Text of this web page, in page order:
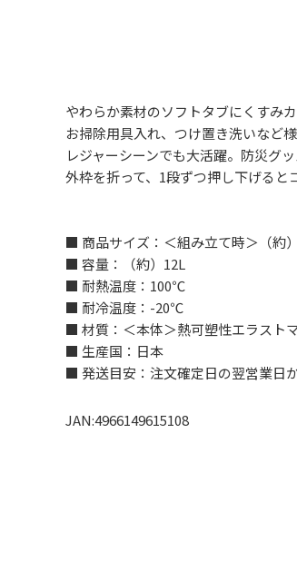
やわらか素材のソフトタブにくすみ
お掃除用具入れ、つけ置き洗いなど
レジャーシーンでも大活躍。防災グ
外枠を折って、1段ずつ押し下げると
■ 商品サイズ：＜組み立て時＞（
■ 容量：（約）12L
■ 耐熱温度：100℃
■ 耐冷温度：-20℃
■ 材質：＜本体＞熱可塑性エラスト
■ 生産国：日本
■ 発送目安：注文確定日の翌営業日
JAN:4966149615108